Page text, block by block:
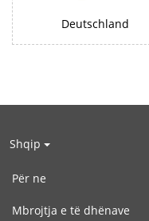
Deutschland
Shqip
Për ne
Mbrojtja e të dhënave